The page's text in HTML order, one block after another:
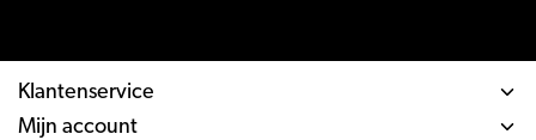
Klantenservice
Mijn account